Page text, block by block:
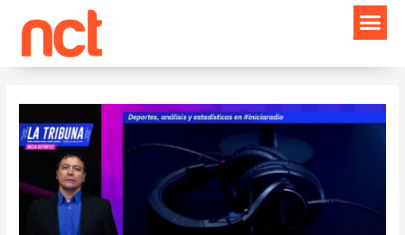
contenido
Navegación
de
entradas